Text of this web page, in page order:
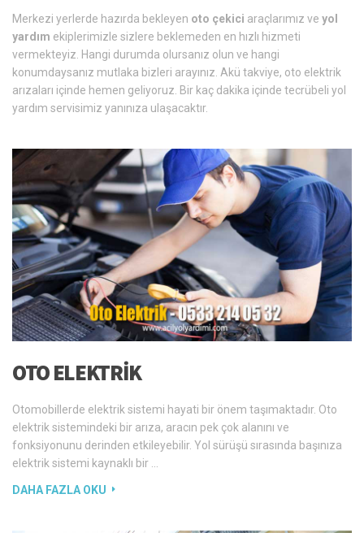
Merkezi yerlerde hazırda bekleyen oto çekici araçlarımız ve yol
yardım ekiplerimizle sizlere beklemeden en hızlı hizmeti
vermekteyiz. Hangi durumda olursanız olun ve hangi
konumdaysanız mutlaka bizleri arayınız. Akü takviye, oto elektrik
arızaları içinde hemen geliyoruz. Bir kaç dakika içinde tecrübeli yol
yardım servisimiz yanınıza ulaşacaktır.
OTO ELEKTRIK
Otomobillerde elektrik sistemi hayati bir önem taşımaktadır. Oto
elektrik sistemindeki bir arıza, aracın pek çok alanını ve
fonksiyonunu derinden etkileyebilir. Yol sürüşü sırasında başınıza
elektrik sistemi kaynaklı bir …
DAHA FAZLA OKU